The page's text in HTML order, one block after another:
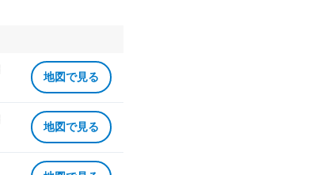
地図で見る
地図で見る